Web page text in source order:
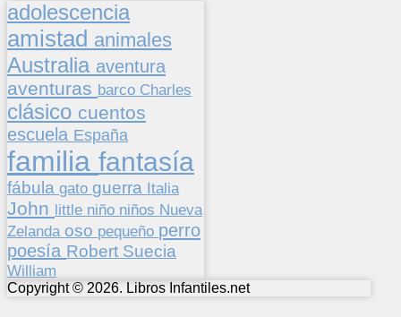
adolescencia
amistad animales
Australia aventura
aventuras barco Charles
clásico cuentos
escuela España
familia fantasía
fábula gato guerra Italia
John little niño niños Nueva
Zelanda oso pequeño perro
poesía Robert Suecia
William
Copyright © 2026. Libros Infantiles.net